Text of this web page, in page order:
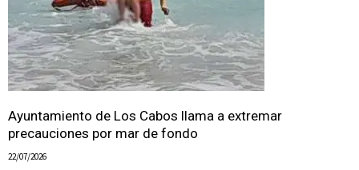
Ayuntamiento de Los Cabos llama a extremar
precauciones por mar de fondo
22/07/2026